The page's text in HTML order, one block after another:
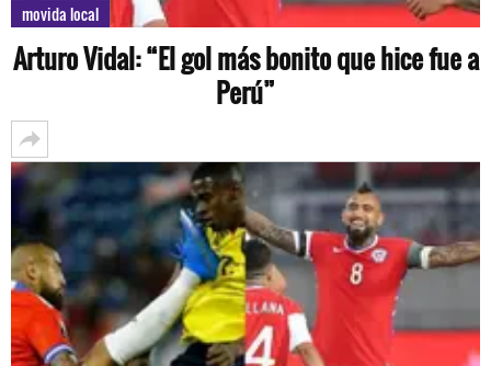
movida local
Arturo Vidal: “El gol más bonito que hice fue a
Perú”